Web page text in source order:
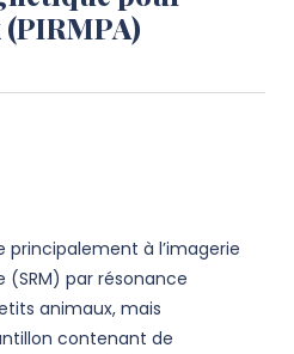
à l’imagerie
par résonance
animaux, mais
contenant de